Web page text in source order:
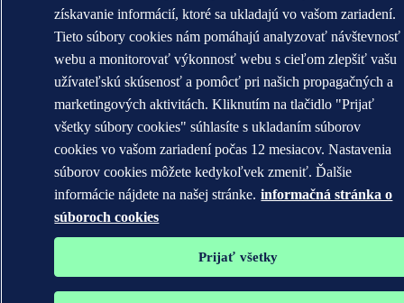
získavanie informácií, ktoré sa ukladajú vo vašom zariadení.
Tieto súbory cookies nám pomáhajú analyzovať návštevnosť
webu a monitorovať výkonnosť webu s cieľom zlepšiť vašu
užívateľskú skúsenosť a pomôcť pri našich propagačných a
marketingových aktivitách. Kliknutím na tlačidlo "Prijať
všetky súbory cookies" súhlasíte s ukladaním súborov
cookies vo vašom zariadení počas 12 mesiacov. Nastavenia
súborov cookies môžete kedykoľvek zmeniť. Ďalšie
informácie nájdete na našej stránke. informačná stránka o
súboroch cookies
Prijať všetky